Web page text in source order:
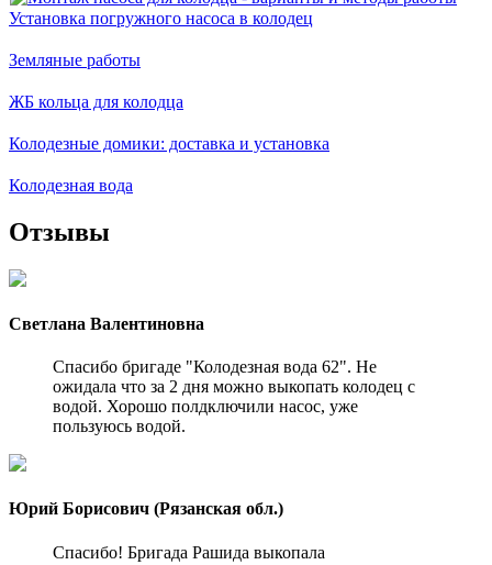
Установка погружного насоса в колодец
Земляные работы
ЖБ кольца для колодца
Колодезные домики: доставка и установка
Колодезная вода
Отзывы
Светлана Валентиновна
Спасибо бригаде "Колодезная вода 62". Не
ожидала что за 2 дня можно выкопать колодец с
водой. Хорошо полдключили насос, уже
пользуюсь водой.
Юрий Борисович (Рязанская обл.)
Спасибо! Бригада Рашида выкопала